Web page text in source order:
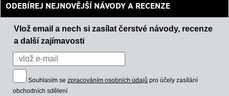
ODEBÍREJ NEJNOVĚJŠÍ NÁVODY A RECENZE
Vlož email a nech si zasílat čerstvé návody, recenze
a další zajímavosti
Souhlasím se zpracováním osobních údajů pro účely zasílání
obchodních sdělení